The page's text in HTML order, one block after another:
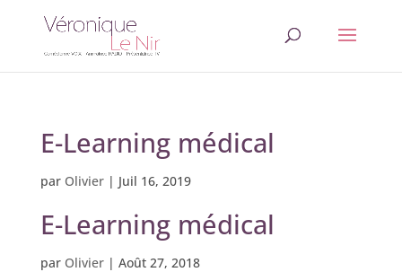
E-Learning médical
par Olivier| Juil 16, 2019
E-Learning médical
par Olivier| Août 27, 2018